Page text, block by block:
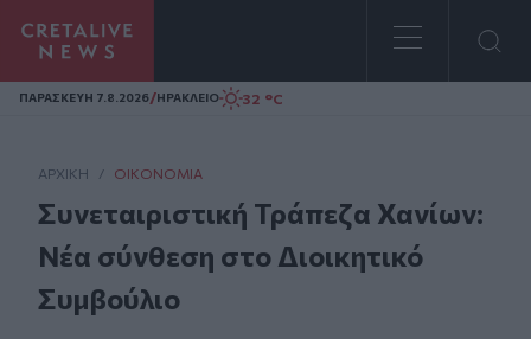
Homepage
ΠΑΡΑΣΚΕΥΗ 7.8.2026/ΗΡΑΚΛΕΙΟ 32 °C
ΑΡΧΙΚΗ / ΟΙΚΟΝΟΜΊΑ
Συνεταιριστική Τράπεζα Χανίων:
Νέα σύνθεση στο Διοικητικό
Συμβούλιο